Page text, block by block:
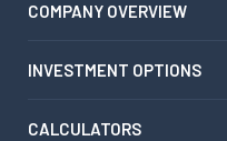
COMPANY OVERVIEW
INVESTMENT OPTIONS
CALCULATORS